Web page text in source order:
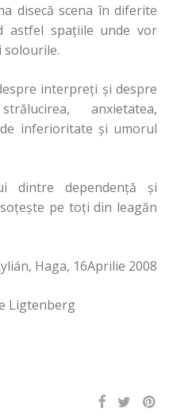
disecă scena în diferite
astfel spaţiile unde vor
solourile.
interpreţi şi despre
anxietatea,
inferioritate şi umorul
dintre dependenţă şi
pe toţi din leagăn
Haga, 16Aprilie 2008
Ligtenberg